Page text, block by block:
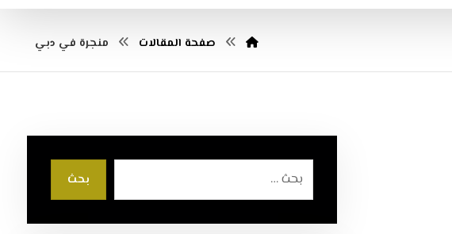
صفحة المقالات منجرة في دبي
بحث